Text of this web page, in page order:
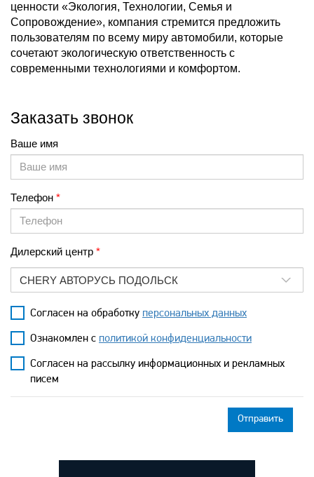
ценности «Экология, Технологии, Семья и
Сопровождение», компания стремится предложить
пользователям по всему миру автомобили, которые
сочетают экологическую ответственность с
современными технологиями и комфортом.
Заказать звонок
Ваше имя
Телефон
Дилерский центр
CHERY АВТОРУСЬ ПОДОЛЬСК
Согласен на обработку персональных данных
Ознакомлен с политикой конфиденциальности
Согласен на рассылку информационных и рекламных
писем